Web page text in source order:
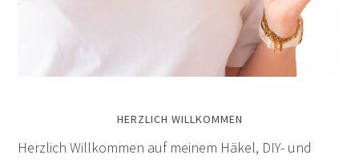
HERZLICH WILLKOMMEN
Herzlich Willkommen auf meinem Häkel, DIY- und